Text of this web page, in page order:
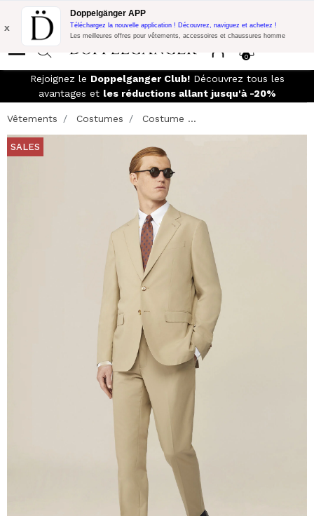
Promo Flash: 10% de réduction supplémentaire sur 300€ d'achat
avec le code:
0
x
Doppelgänger APP
Téléchargez la nouvelle application ! Découvrez, naviguez et achetez !
Les meilleures offres pour vêtements, accessoires et chaussures homme
Rejoignez le Doppelganger Club!Découvrez tous les
avantages et les réductions allant jusqu'à -20%
Vêtements Costumes Costume ...
SALES